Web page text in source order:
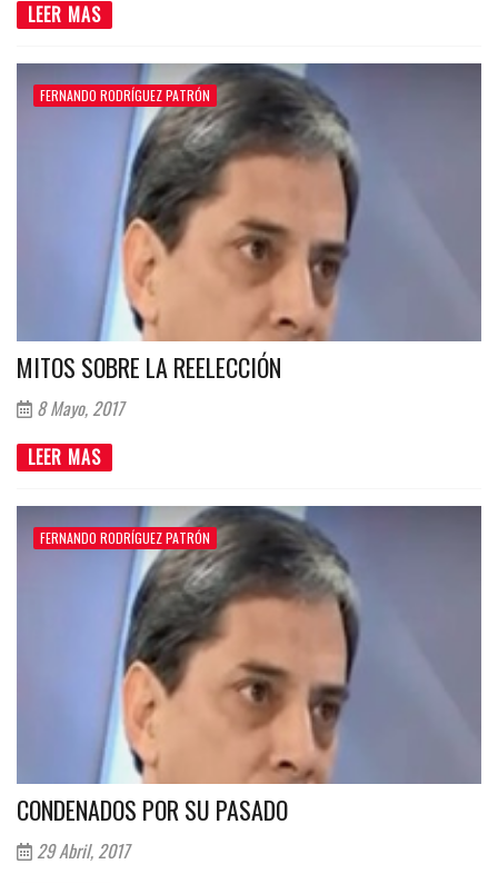
LEER MAS
FERNANDO RODRÍGUEZ PATRÓN
MITOS SOBRE LA REELECCIÓN
8 Mayo, 2017
LEER MAS
FERNANDO RODRÍGUEZ PATRÓN
CONDENADOS POR SU PASADO
29 Abril, 2017